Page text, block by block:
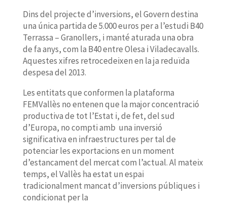
Dins del projecte d’inversions, el Govern destina
una única partida de 5.000 euros per a l’estudi B40
Terrassa – Granollers, i manté aturada una obra
de fa anys, com la B40 entre Olesa i Viladecavalls.
Aquestes xifres retrocedeixen en la ja reduïda
despesa del 2013.
Les entitats que conformen la plataforma
FEMVallès no entenen que la major concentració
productiva de tot l’Estat i, de fet, del sud
d’Europa, no compti amb una inversió
significativa en infraestructures per tal de
potenciar les exportacions en un moment
d’estancament del mercat com l’actual. Al mateix
temps, el Vallès ha estat un espai
tradicionalment mancat d’inversions públiques i
condicionat per la